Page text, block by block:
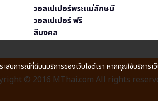
วอลเปเปอร์พระแม่ลักษมี
วอลเปเปอร์ ฟรี
สีมงคล
© 2016 MThai.com All rights
บการณ์ที่ดีบนบริการของเว็บไซต์เรา หากคุณใช้บริการ